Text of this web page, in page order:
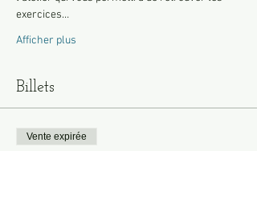
exercices…
Afficher plus
Billets
Vente expirée